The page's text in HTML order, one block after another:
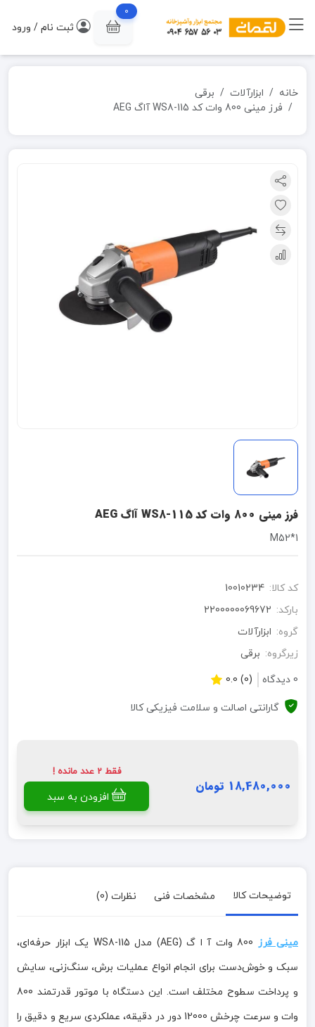
0
ثبت نام / ورود
خانه ابزارآلات
برقی
فرز مینی 800 وات کد WS8-115 آاگ AEG
فرز مینی 800 وات کد WS8-115 آاگ AEG
1*M52
کد کالا: 10010234
بارکد: 2200000069672
گروه: ابزارآلات
زیرگروه: برقی
0 دیدگاه
(0) 0.0
گارانتی اصالت و سلامت فیزیکی کالا
18,480,000 تومان
فقط 2 عدد مانده !
افزودن به سبد
توضیحات کالا مشخصات فنی نظرات (0)
مینی فرز
800 وات آ ا گ (AEG) مدل WS8-115 یک ابزار حرفه‌ای،
سبک و خوش‌دست برای انجام انواع عملیات برش، سنگ‌زنی، سایش
و پرداخت سطوح مختلف است. این دستگاه با موتور قدرتمند 800
وات و سرعت چرخش 12000 دور در دقیقه، عملکردی سریع و دقیق را